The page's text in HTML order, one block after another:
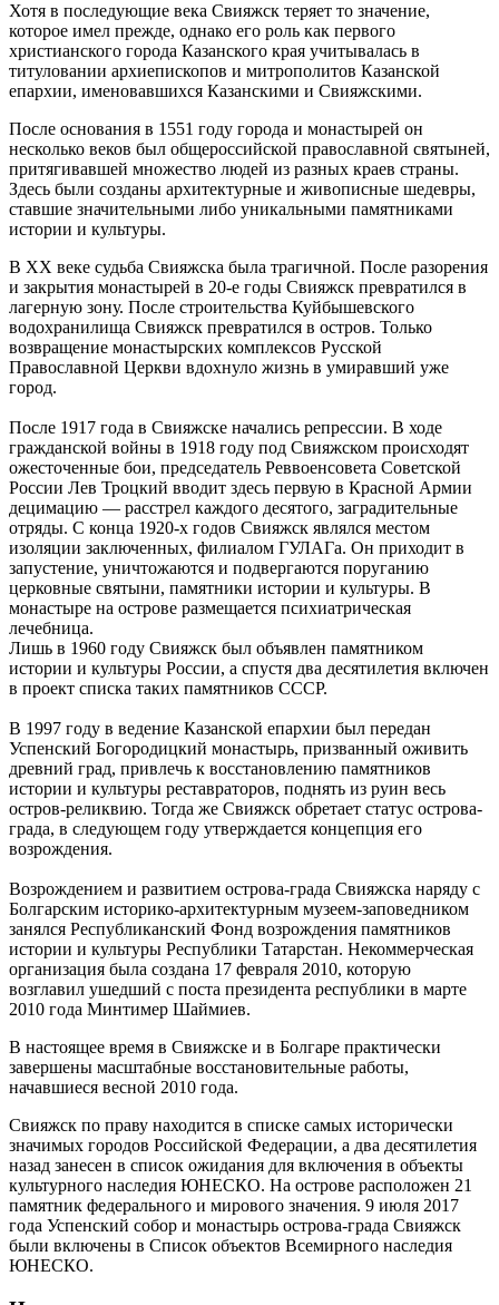
Хотя в последующие века Свияжск теряет то значение,
которое имел прежде, однако его роль как первого
христианского города Казанского края учитывалась в
титуловании архиепископов и митрополитов Казанской
епархии, именовавшихся Казанскими и Свияжскими.
После основания в 1551 году города и монастырей он
несколько веков был общероссийской православной святыней,
притягивавшей множество людей из разных краев страны.
Здесь были созданы архитектурные и живописные шедевры,
ставшие значительными либо уникальными памятниками
истории и культуры.
В XX веке судьба Свияжска была трагичной. После разорения
и закрытия монастырей в 20-е годы Свияжск превратился в
лагерную зону. После строительства Куйбышевского
водохранилища Свияжск превратился в остров. Только
возвращение монастырских комплексов Русской
Православной Церкви вдохнуло жизнь в умиравший уже
город.
После 1917 года в Свияжске начались репрессии. В ходе
гражданской войны в 1918 году под Свияжском происходят
ожесточенные бои, председатель Реввоенсовета Советской
России Лев Троцкий вводит здесь первую в Красной Армии
децимацию — расстрел каждого десятого, заградительные
отряды. С конца 1920-х годов Свияжск являлся местом
изоляции заключенных, филиалом ГУЛАГа. Он приходит в
запустение, уничтожаются и подвергаются поруганию
церковные святыни, памятники истории и культуры. В
монастыре на острове размещается психиатрическая
лечебница.
Лишь в 1960 году Свияжск был объявлен памятником
истории и культуры России, а спустя два десятилетия включен
в проект списка таких памятников СССР.
В 1997 году в ведение Казанской епархии был передан
Успенский Богородицкий монастырь, призванный оживить
древний град, привлечь к восстановлению памятников
истории и культуры реставраторов, поднять из руин весь
остров-реликвию. Тогда же Свияжск обретает статус острова-
града, в следующем году утверждается концепция его
возрождения.
Возрождением и развитием острова-града Свияжска наряду с
Болгарским историко-архитектурным музеем-заповедником
занялся Республиканский Фонд возрождения памятников
истории и культуры Республики Татарстан. Некоммерческая
организация была создана 17 февраля 2010, которую
возглавил ушедший с поста президента республики в марте
2010 года Минтимер Шаймиев.
В настоящее время в Свияжске и в Болгаре практически
завершены масштабные восстановительные работы,
начавшиеся весной 2010 года.
Свияжск по праву находится в списке самых исторически
значимых городов Российской Федерации, а два десятилетия
назад занесен в список ожидания для включения в объекты
культурного наследия ЮНЕСКО. На острове расположен 21
памятник федерального и мирового значения. 9 июля 2017
года Успенский собор и монастырь острова-града Свияжск
были включены в Список объектов Всемирного наследия
ЮНЕСКО.